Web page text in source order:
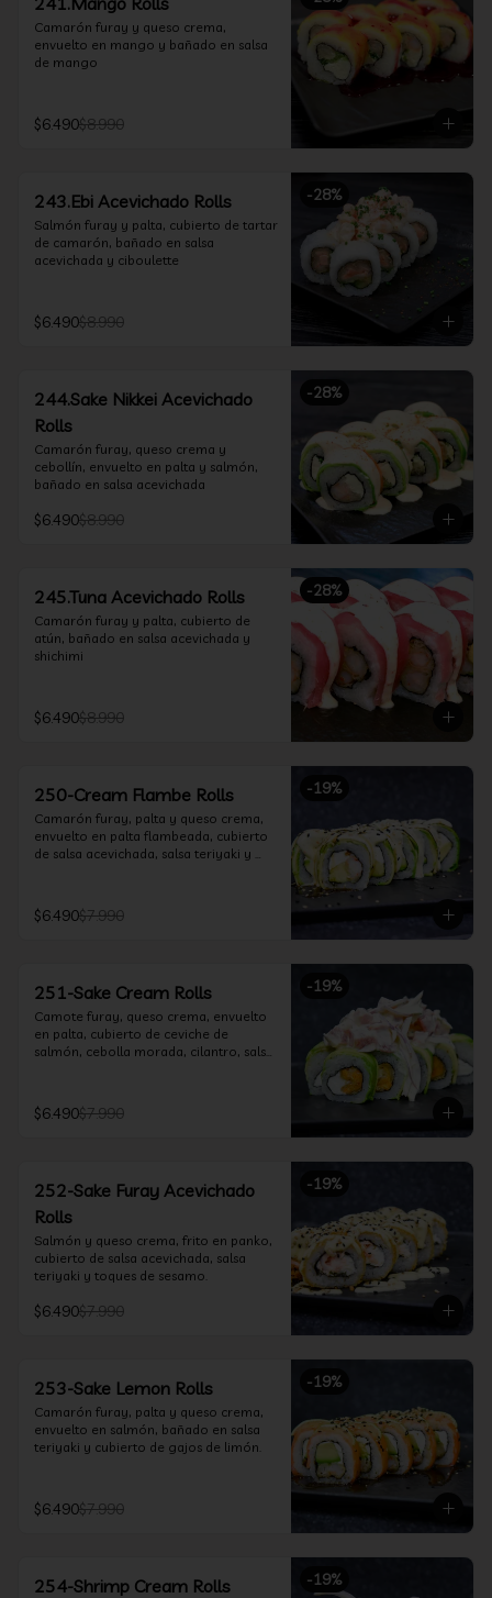
Camarón furay y queso crema,
envuelto en mango y bañado en salsa
de mango
$6.490$8.990
-28%
243.Ebi Acevichado Rolls
Salmón furay y palta, cubierto de tartar
de camarón, bañado en salsa
acevichada y ciboulette
$6.490$8.990
-28%
244.Sake Nikkei Acevichado
Rolls
Camarón furay, queso crema y
cebollín, envuelto en palta y salmón,
bañado en salsa acevichada
$6.490$8.990
-28%
245.Tuna Acevichado Rolls
Camarón furay y palta, cubierto de
atún, bañado en salsa acevichada y
shichimi
$6.490$8.990
-19%
250-Cream Flambe Rolls
Camarón furay, palta y queso crema,
envuelto en palta flambeada, cubierto
de salsa acevichada, salsa teriyaki y
$6.490$7.990
-19%
251-Sake Cream Rolls
Camote furay, queso crema, envuelto
en palta, cubierto de ceviche de
salmón, cebolla morada, cilantro, salsa
$6.490$7.990
-19%
252-Sake Furay Acevichado
Rolls
Salmón y queso crema, frito en panko,
cubierto de salsa acevichada, salsa
teriyaki y toques de sesamo.
$6.490$7.990
-19%
253-Sake Lemon Rolls
Camarón furay, palta y queso crema,
envuelto en salmón, bañado en salsa
teriyaki y cubierto de gajos de limón.
$6.490$7.990
-19%
254-Shrimp Cream Rolls